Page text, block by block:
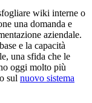
wiki interne o
una domanda e
aziendale.
e la capacità
una sfida che le
oggi molto più
sul nuovo sistema